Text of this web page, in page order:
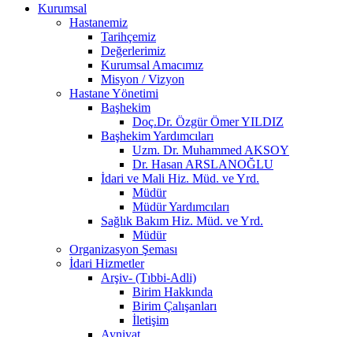
Kurumsal
Hastanemiz
Tarihçemiz
Değerlerimiz
Kurumsal Amacımız
Misyon / Vizyon
Hastane Yönetimi
Başhekim
Doç.Dr. Özgür Ömer YILDIZ
Başhekim Yardımcıları
Uzm. Dr. Muhammed AKSOY
Dr. Hasan ARSLANOĞLU
İdari ve Mali Hiz. Müd. ve Yrd.
Müdür
Müdür Yardımcıları
Sağlık Bakım Hiz. Müd. ve Yrd.
Müdür
Organizasyon Şeması
İdari Hizmetler
Arşiv- (Tıbbi-Adli)
Birim Hakkında
Birim Çalışanları
İletişim
Ayniyat